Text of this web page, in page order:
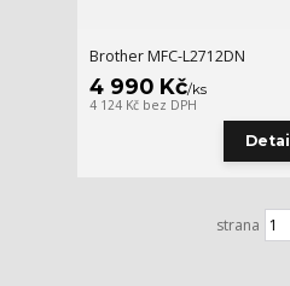
Brother MFC-L2712DN
4 990 Kč/ks
4 124 Kč bez DPH
Detail
strana